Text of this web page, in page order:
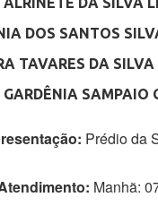
DOS SANTOS
TAVARES DA SILVA
SAMPAIO
Prédio da
Manhã: